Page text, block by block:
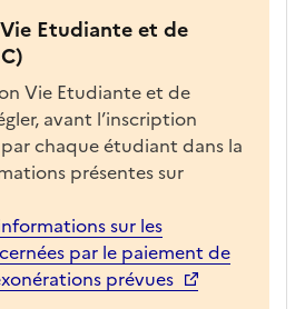
f
c
h
e
r
a
f
i
Etudiante et de
Vie Etudiante et de
avant l’inscription
chaque étudiant dans la
présentes sur
sur les
par le paiement de
prévues